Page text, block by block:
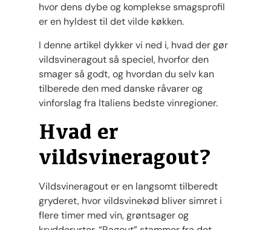
hvor dens dybe og komplekse smagsprofil
er en hyldest til det vilde køkken.
I denne artikel dykker vi ned i, hvad der gør
vildsvineragout så speciel, hvorfor den
smager så godt, og hvordan du selv kan
tilberede den med danske råvarer og
vinforslag fra Italiens bedste vinregioner.
Hvad er
vildsvineragout?
Vildsvineragout er en langsomt tilberedt
gryderet, hvor vildsvinekød bliver simret i
flere timer med vin, grøntsager og